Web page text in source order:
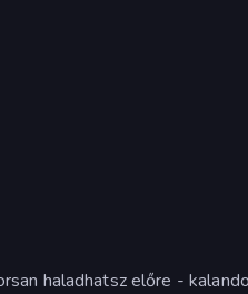
haladhatsz előre -